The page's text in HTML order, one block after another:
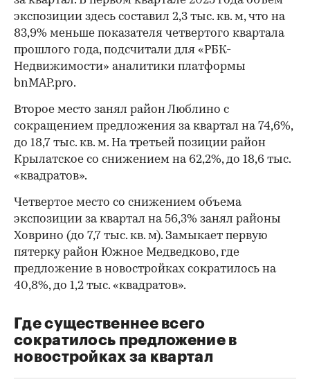
экспозиции здесь составил 2,3 тыс. кв. м, что на
83,9% меньше показателя четвертого квартала
прошлого года, подсчитали для «РБК-
Недвижимости» аналитики платформы
bnMAP.pro.
Второе место занял район Люблино с
сокращением предложения за квартал на 74,6%,
до 18,7 тыс. кв. м. На третьей позиции район
Крылатское со снижением на 62,2%, до 18,6 тыс.
«квадратов».
Четвертое место со снижением объема
экспозиции за квартал на 56,3% занял районы
Ховрино (до 7,7 тыс. кв. м). Замыкает первую
пятерку район Южное Медведково, где
предложение в новостройках сократилось на
40,8%, до 1,2 тыс. «квадратов».
Где существеннее всего
сократилось предложение в
новостройках за квартал